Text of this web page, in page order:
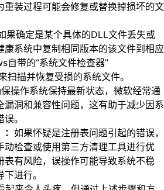
重装过程可能会修复或替换掉损坏的文
果确定是某个具体的DLL文件丢失或
康系统中复制相同版本的该文件到相应
自带的“系统文件检查器”
扫描并恢复受损的系统文件。
操作系统保持最新状态，微软经常通
漏洞和兼容性问题，这有助于减少因系
。
如果怀疑是注册表问题引起的错误，
动检查或使用第三方清理工具进行优
表有风险，误操作可能导致系统不稳
进行。